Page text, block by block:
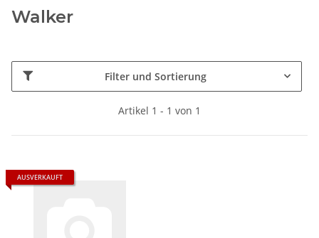
Walker
Filter und Sortierung
Artikel 1 - 1 von 1
AUSVERKAUFT